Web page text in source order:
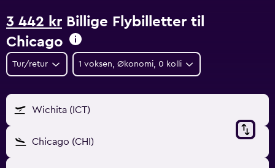
3 442 kr Billige Flybilletter til
Chicago
Tur/retur 1 voksen, Økonomi, 0 kolli
Wichita (ICT)
Chicago (CHI)